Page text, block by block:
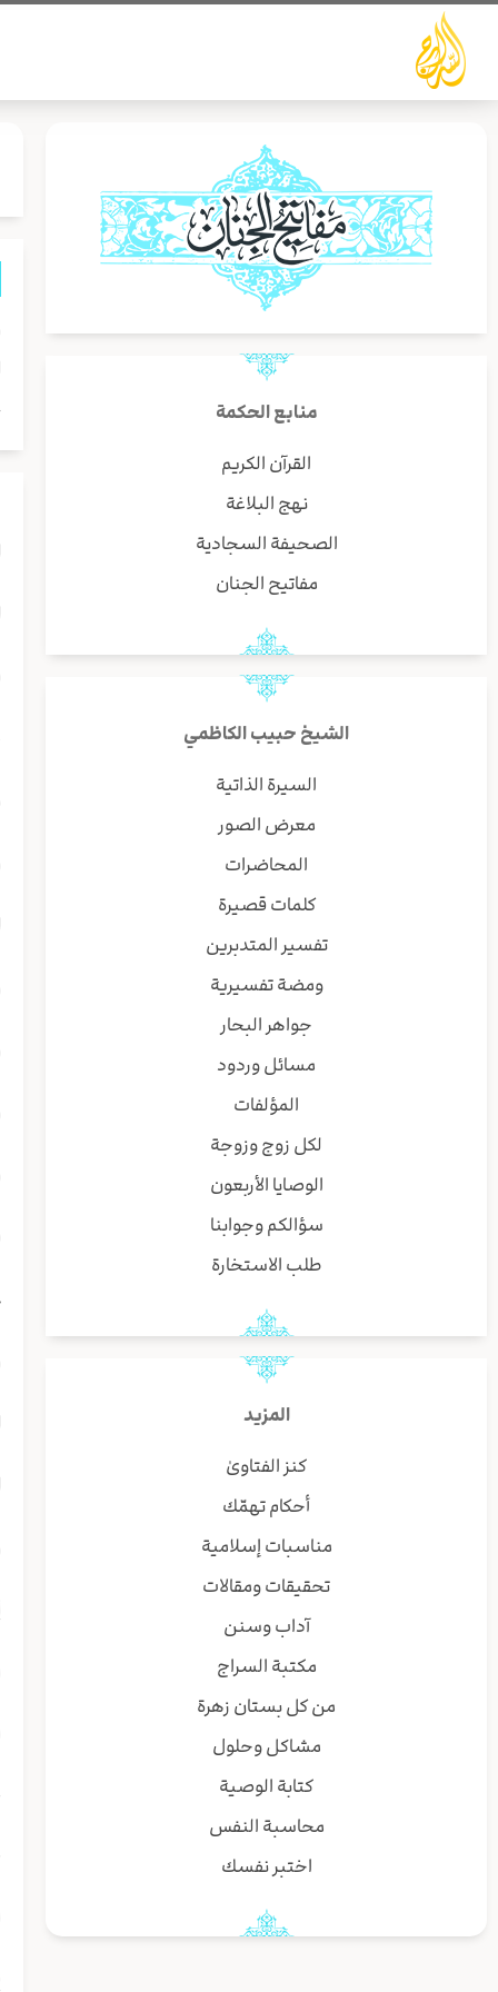
تخطي
المحتوى
منابع الحكمة
القرآن الكريم
نهج البلاغة
الصحيفة السجادية
مفاتيح الجنان
الشيخ حبيب الكاظمي
السيرة الذاتية
معرض الصور
المحاضرات
كلمات قصيرة
تفسير المتدبرين
ومضة تفسيرية
جواهر البحار
مسائل وردود
المؤلفات
لكل زوج وزوجة
الوصايا الأربعون
سؤالكم وجوابنا
طلب الاستخارة
المزيد
كنز الفتاوىٰ
أحكام تهمّك
مناسبات إسلامية
تحقيقات ومقالات
آداب وسنن
مكتبة السراج
من كل بستان زهرة
مشاكل وحلول
كتابة الوصية
محاسبة النفس
اختبر نفسك